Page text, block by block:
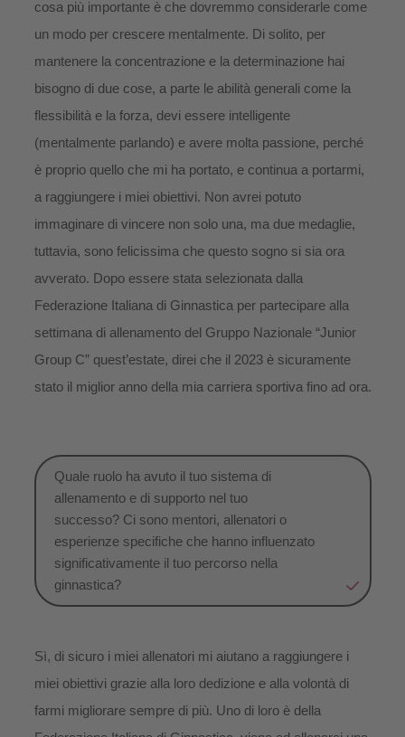
cosa più importante è che dovremmo considerarle come
un modo per crescere mentalmente. Di solito, per
mantenere la concentrazione e la determinazione hai
bisogno di due cose, a parte le abilità generali come la
flessibilità e la forza, devi essere intelligente
(mentalmente parlando) e avere molta passione, perché
è proprio quello che mi ha portato, e continua a portarmi,
a raggiungere i miei obiettivi. Non avrei potuto
immaginare di vincere non solo una, ma due medaglie,
tuttavia, sono felicissima che questo sogno si sia ora
avverato. Dopo essere stata selezionata dalla
Federazione Italiana di Ginnastica per partecipare alla
settimana di allenamento del Gruppo Nazionale “Junior
Group C” quest’estate, direi che il 2023 è sicuramente
stato il miglior anno della mia carriera sportiva fino ad ora.
Quale ruolo ha avuto il tuo sistema di
allenamento e di supporto nel tuo
successo? Ci sono mentori, allenatori o
esperienze specifiche che hanno influenzato
significativamente il tuo percorso nella
ginnastica?
Sì, di sicuro i miei allenatori mi aiutano a raggiungere i
miei obiettivi grazie alla loro dedizione e alla volontà di
farmi migliorare sempre di più. Uno di loro è della